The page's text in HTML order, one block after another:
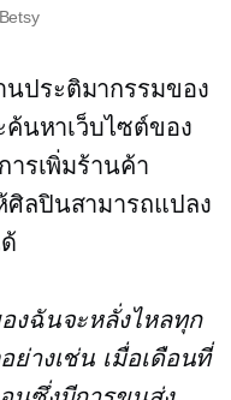
ประติมากรรมของ
นหาเว็บไซต์ของ
ารเพิ่มร้านค้า
ศิลปินสามารถแปลง
งฉันจะหลั่งไหลทุก
างเช่น เมื่อเดือนที่